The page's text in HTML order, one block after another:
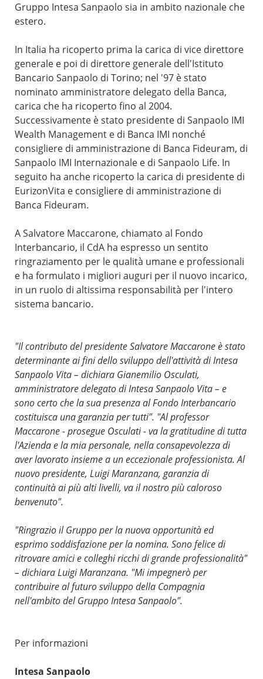
Gruppo Intesa Sanpaolo sia in ambito nazionale che
estero.
In Italia ha ricoperto prima la carica di vice direttore
generale e poi di direttore generale dell'Istituto
Bancario Sanpaolo di Torino; nel '97 è stato
nominato amministratore delegato della Banca,
carica che ha ricoperto fino al 2004.
Successivamente è stato presidente di Sanpaolo IMI
Wealth Management e di Banca IMI nonché
consigliere di amministrazione di Banca Fideuram, di
Sanpaolo IMI Internazionale e di Sanpaolo Life. In
seguito ha anche ricoperto la carica di presidente di
EurizonVita e consigliere di amministrazione di
Banca Fideuram.
A Salvatore Maccarone, chiamato al Fondo
Interbancario, il CdA ha espresso un sentito
ringraziamento per le qualità umane e professionali
e ha formulato i migliori auguri per il nuovo incarico,
in un ruolo di altissima responsabilità per l'intero
sistema bancario.
"Il contributo del presidente Salvatore Maccarone è stato
determinante ai fini dello sviluppo dell'attività di Intesa
Sanpaolo Vita – dichiara Gianemilio Osculati,
amministratore delegato di Intesa Sanpaolo Vita – e
sono certo che la sua presenza al Fondo Interbancario
costituisca una garanzia per tutti". "Al professor
Maccarone - prosegue Osculati - va la gratitudine di tutta
l'Azienda e la mia personale, nella consapevolezza di
aver lavorato insieme a un eccezionale professionista. Al
nuovo presidente, Luigi Maranzana, garanzia di
continuità ai più alti livelli, va il nostro più caloroso
benvenuto".
"Ringrazio il Gruppo per la nuova opportunità ed
esprimo soddisfazione per la nomina. Sono felice di
ritrovare amici e colleghi ricchi di grande professionalità"
– dichiara Luigi Maranzana. "Mi impegnerò per
contribuire al futuro sviluppo della Compagnia
nell'ambito del Gruppo Intesa Sanpaolo".
Per informazioni
Intesa Sanpaolo